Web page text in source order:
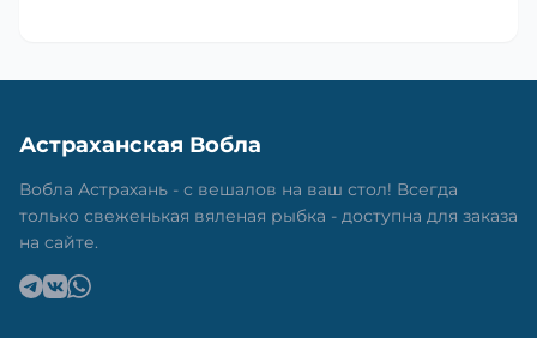
Астраханская Вобла
Вобла Астрахань - с вешалов на ваш стол! Всегда
только свеженькая вяленая рыбка - доступна для заказа
на сайте.